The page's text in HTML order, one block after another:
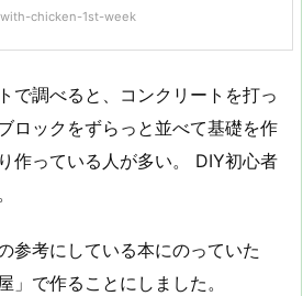
chicken-1st-week
で調べると、コンクリートを打っ
ロックをずらっと並べて基礎を作
作っている人が多い。 DIY初心者
参考にしている本にのっていた
」で作ることにしました。